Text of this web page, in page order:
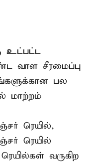
உட்பட்ட
வாள சீரமைப்பு
பல
மாற்றம்
ரெயில்,
ரெயில்
வருகிற